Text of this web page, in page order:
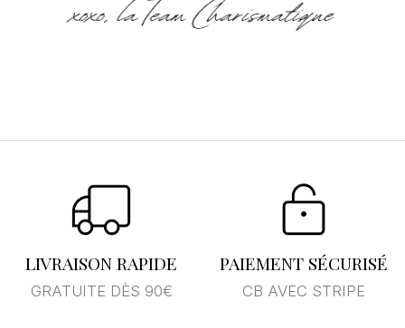
LIVRAISON RAPIDE
GRATUITE DÈS 90€
PAIEMENT SÉCURISÉ
CB AVEC STRIPE
Vous devez être connecté pour enregistrer des
produits dans votre liste d'envies.